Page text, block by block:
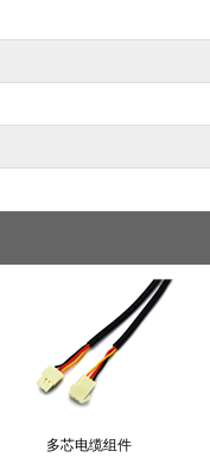
多芯电缆组件